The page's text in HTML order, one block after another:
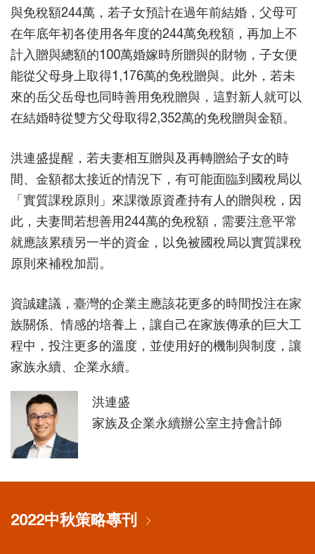
與免稅額244萬，若子女預計在過年前結婚，父母可
在年底年初各使用各年度的244萬免稅額，再加上不
計入贈與總額的100萬婚嫁時所贈與的財物，子女便
能從父母身上取得1,176萬的免稅贈與。此外，若未
來的岳父岳母也同時善用免稅贈與，這對新人就可以
在結婚時從雙方父母取得2,352萬的免稅贈與金額。
洪連盛提醒，若夫妻相互贈與及再轉贈給子女的時
間、金額都太接近的情況下，有可能面臨到國稅局以
「實質課稅原則」來課徵原資產持有人的贈與稅，因
此，夫妻間若想善用244萬的免稅額，需要注意平常
就應該累積另一半的資金，以免被國稅局以實質課稅
原則來補稅加罰。
資誠建議，臺灣的企業主應該花更多的時間投注在家
族關係、情感的培養上，讓自己在家族傳承的巨大工
程中，投注更多的溫度，並使用好的機制與制度，讓
家族永續、企業永續。
洪連盛
家族及企業永續辦公室主持會計師
2022中秋策略專刊